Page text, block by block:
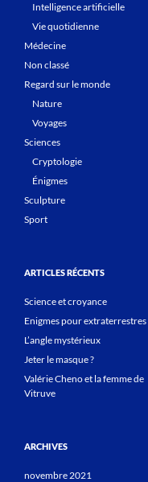
Intelligence artificielle
Vie quotidienne
Médecine
Non classé
Regard sur le monde
Nature
Voyages
Sciences
Cryptologie
Énigmes
Sculpture
Sport
ARTICLES RÉCENTS
Science et croyance
Enigmes pour extraterrestres
L’angle mystérieux
Jeter le masque ?
Valérie Cheno et la femme de
Vitruve
ARCHIVES
novembre 2021